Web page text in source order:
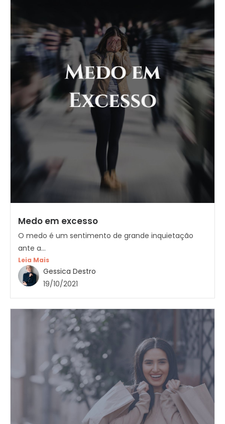
Medo em excesso
O medo é um sentimento de grande inquietação
ante a...
Leia Mais
Gessica Destro
19/10/2021